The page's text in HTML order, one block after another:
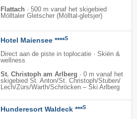
Flattach · 500 m vanaf het skigebied
Mölltaler Gletscher (Mölltal-gletsjer)
Hotel Maiensee ****S
Direct aan de piste in toplocatie · Skiën &
wellness
St. Christoph am Arlberg · 0 m vanaf het
skigebied St. Anton/​St. Christoph/​Stuben/​
Lech/​Zürs/​Warth/​Schröcken – Ski Arlberg
Hunderesort Waldeck ***S